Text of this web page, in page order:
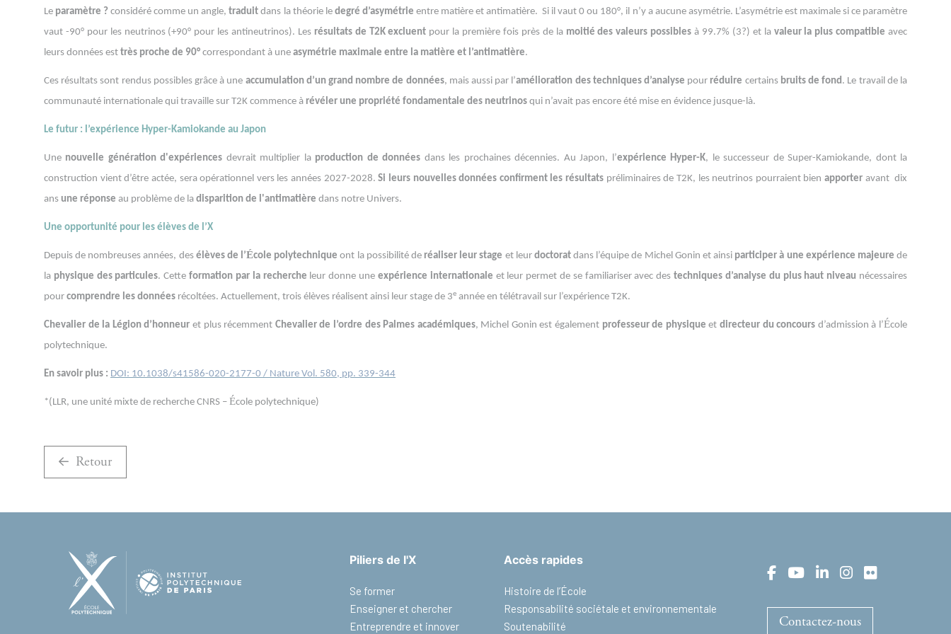
Le paramètre ? considéré comme un angle,traduit dans la théorie le degré d’asymétrie entre matière et antimatière. Si il vaut 0 ou 180°, il n’y a aucune asymétrie. L’asymétrie est maximale si ce paramètre
vaut -90° pour les neutrinos (+90° pour les antineutrinos). Les résultats de T2K excluent pour la première fois près de la moitié des valeurs possibles à 99.7% (3?) et la valeur la plus compatibleavec
leurs données est très proche de 90° correspondant à une asymétrie maximale entre la matière et l’antimatière.
Ces résultats sont rendus possibles grâce à une accumulation d’un grand nombre de données, mais aussi par l’amélioration des techniques d’analyse pour réduire certains bruits de fond. Le travail de la
communauté internationale qui travaille sur T2K commence à révéler une propriété fondamentale des neutrinos qui n’avait pas encore été mise en évidence jusque-là.
Le futur : l’expérience Hyper-Kamiokande au Japon
Une nouvelle génération d'expériences devrait multiplier la production de données dans les prochaines décennies. Au Japon, l’expérience Hyper-K, le successeur de Super-Kamiokande, dont la
construction vient d’être actée, sera opérationnel vers les années 2027-2028.Si leurs nouvelles données confirment les résultats préliminaires de T2K, les neutrinos pourraient bienapporter avant dix
ans une réponse au problème de la disparition de l'antimatière dans notre Univers.
Une opportunité pour les élèves de l’X
Depuis de nombreuses années, des élèves de l’École polytechniqueont la possibilité de réaliser leur stage et leurdoctoratdans l’équipe de Michel Gonin et ainsi participer à une expérience majeure de
la physique des particules. Cetteformation par la recherche leur donne une expérience internationale et leur permet de se familiariser avec destechniques d’analyse du plus haut niveau nécessaires
pour comprendre les données récoltées. Actuellement, trois élèves réalisent ainsi leur stage de 3e année en télétravail sur l’expérience T2K.
Chevalier de la Légion d’honneur et plus récemment Chevalier de l’ordre des Palmes académiques, Michel Gonin est également professeur de physique etdirecteur du concours d’admission à l’École
polytechnique.
En savoir plus : DOI: 10.1038/s41586-020-2177-0 / Nature Vol. 580, pp. 339-344
*(LLR, une unité mixte de recherche CNRS – École polytechnique)
Retour
Piliers de l'X
Se former
Enseigner et chercher
Entreprendre et innover
Accès rapides
Histoire de l’École
Responsabilité sociétale et environnementale
Soutenabilité
Contactez-nous